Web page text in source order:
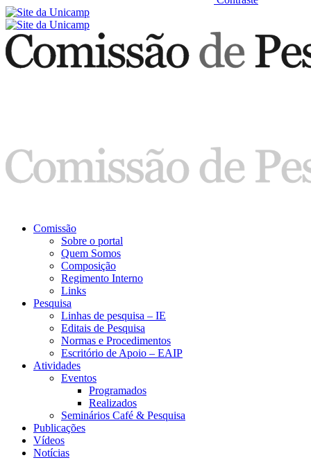
Comissão
Sobre o portal
Quem Somos
Composição
Regimento Interno
Links
Pesquisa
Linhas de pesquisa – IE
Editais de Pesquisa
Normas e Procedimentos
Escritório de Apoio – EAIP
Atividades
Eventos
Programados
Realizados
Seminários Café & Pesquisa
Publicações
Vídeos
Notícias